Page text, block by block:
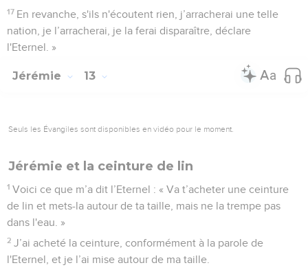
17 En revanche, s'ils n'écoutent rien, j’arracherai une telle
nation, je l’arracherai, je la ferai disparaître, déclare
l'Eternel. »
Jérémie 13
Seuls les Évangiles sont disponibles en vidéo pour le moment.
Jérémie et la ceinture de lin
1 Voici ce que m’a dit l’Eternel : « Va t’acheter une ceinture
de lin et mets-la autour de ta taille, mais ne la trempe pas
dans l'eau. »
2 J’ai acheté la ceinture, conformément à la parole de
l'Eternel, et je l’ai mise autour de ma taille.